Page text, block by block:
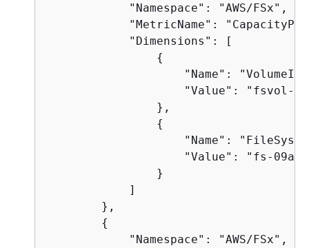
            "Namespace": "AWS/FSx",
"MetricName":
            "Dimensions": [
{
"Name":
"Value": "fsvol-
                },
{
"Name":
"Value": "fs-
                }
            ]
        },
{
            "Namespace": "AWS/FSx",